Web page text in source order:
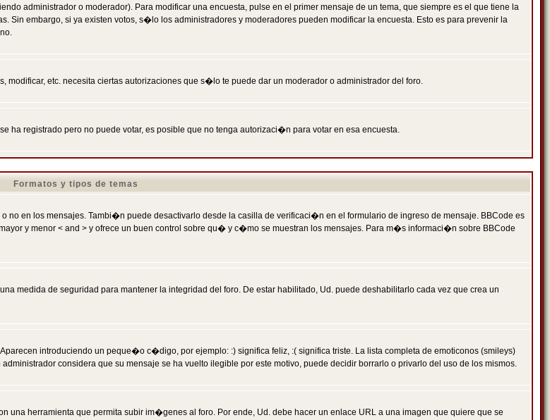
administrador o moderador). Para modificar una encuesta, pulse en el primer mensaje de un tema, que siempre es el que tiene la
Sin embargo, si ya existen votos, s�lo los administradores y moderadores pueden modificar la encuesta. Esto es para prevenir la
etc. necesita ciertas autorizaciones que s�lo te puede dar un moderador o administrador del foro.
ha registrado pero no puede votar, es posible que no tenga autorizaci�n para votar en esa encuesta.
Formatos y tipos de temas
en los mensajes. Tambi�n puede desactivarlo desde la casilla de verificaci�n en el formulario de ingreso de mensaje. BBCode es
y menor < and > y ofrece un buen control sobre qu� y c�mo se muestran los mensajes. Para m�s informaci�n sobre BBCode
medida de seguridad para mantener la integridad del foro. De estar habilitado, Ud. puede deshabilitarlo cada vez que crea un
introduciendo un peque�o c�digo, por ejemplo: :) significa feliz, :( significa triste. La lista completa de emoticonos (smileys)
considera que su mensaje se ha vuelto ilegible por este motivo, puede decidir borrarlo o privarlo del uso de los mismos.
una herramienta que permita subir im�genes al foro. Por ende, Ud. debe hacer un enlace URL a una imagen que quiere que se